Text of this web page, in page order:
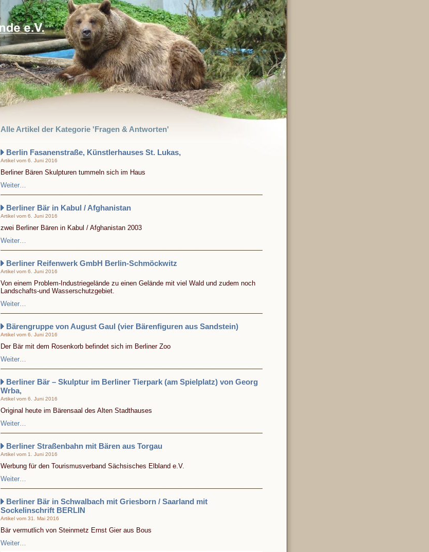
Alle Artikel der Kategorie 'Fragen & Antworten'
Berlin Fasanenstraße, Künstlerhauses St. Lukas,
Artikel vom 6. Juni 2016
Berliner Bären Skulpturen tummeln sich im Haus
Weiter…
Berliner Bär in Kabul / Afghanistan
Artikel vom 6. Juni 2016
zwei Berliner Bären in Kabul / Afghanistan 2003
Weiter…
Berliner Reifenwerk GmbH Berlin-Schmöckwitz
Artikel vom 6. Juni 2016
Von einem Problem-Industriegelände zu einen Gelände mit viel Wald und zudem noch
Landschafts-und Wasserschutzgebiet.
Weiter…
Bärengruppe von August Gaul (vier Bärenfiguren aus Sandstein)
Artikel vom 6. Juni 2016
Der Bär mit dem Rosenkorb befindet sich im Berliner Zoo
Weiter…
Berliner Bär – Skulptur im Berliner Tierpark (am Spielplatz) von Georg
Wrba,
Artikel vom 6. Juni 2016
Original heute im Bärensaal des Alten Stadthauses
Weiter…
Berliner Straßenbahn mit Bären aus Torgau
Artikel vom 1. Juni 2016
Werbung für den Tourismusverband Sächsisches Elbland e.V.
Weiter…
Berliner Bär in Schwalbach mit Griesborn / Saarland mit
Sockelinschrift BERLIN
Artikel vom 31. Mai 2016
Bär vermutlich von Steinmetz Ernst Gier aus Bous
Weiter…